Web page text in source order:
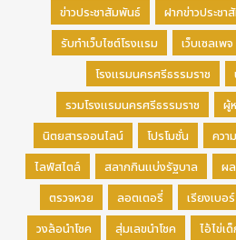
ข่าวประชาสัมพันธ์ ฝากข่าวประชา
รับทำเว็บไซต์โรงแรม
เว็บเซลเพจ
โรงแรมนครศรีธรรมราช
รวมโรงแรมนครศรีธรรมราช
ผู้
นิตยสารออนไลน์
โปรโมชั่น ควา
ไลฟ์สไตล์
สลากกินแบ่งรัฐบาล ผ
ตรวจหวย
ลอตเตอรี่ เรียงเบอร์
วงล้อนำโชค
สุ่มเลขนำโชค ไอ้ไข่เ